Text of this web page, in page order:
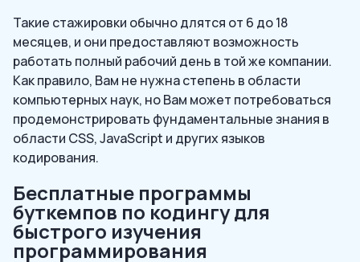
Такие стажировки обычно длятся от 6 до 18
месяцев, и они предоставляют возможность
работать полный рабочий день в той же компании.
Как правило, Вам не нужна степень в области
компьютерных наук, но Вам может потребоваться
продемонстрировать фундаментальные знания в
области CSS, JavaScript и других языков
кодирования.
Бесплатные программы
буткемпов по кодингу для
быстрого изучения
программирования